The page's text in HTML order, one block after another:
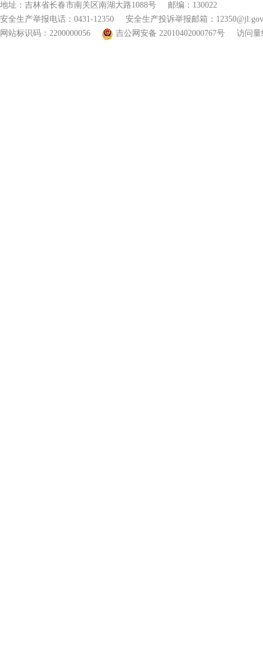
地址：吉林省长春市南关区南湖大路1088号 邮编：130022
安全生产举报电话：0431-12350 安全生产投诉举报邮箱：
网站标识码：2200000056
吉公网安备 22010402000767号 访问量